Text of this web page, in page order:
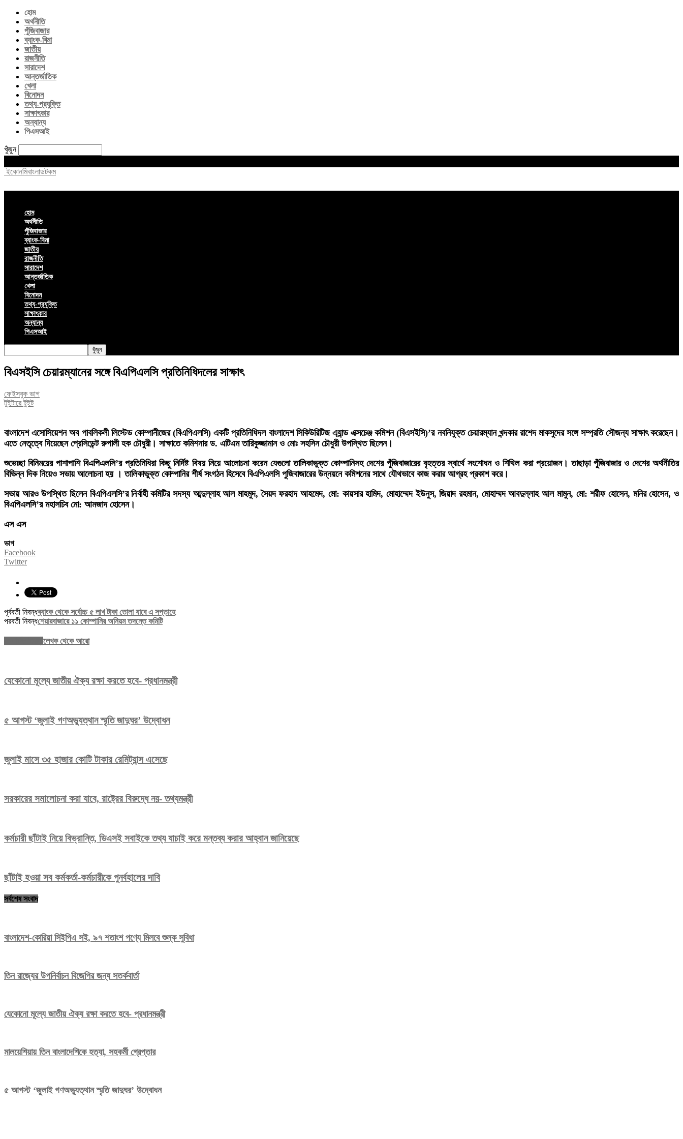
হোম
অর্থনীতি
পুঁজিবাজার
ব্যাংক-বিমা
জাতীয়
রাজনীতি
সারাদেশ
আন্তর্জাতিক
খেলা
বিনোদন
তথ্য-প্রযুক্তি
সাক্ষাৎকার
অন্যান্য
পিএসআই
খুঁজুন
ইকোনমিবাংলাডটকম
হোম
অর্থনীতি
পুঁজিবাজার
ব্যাংক-বিমা
জাতীয়
রাজনীতি
সারাদেশ
আন্তর্জাতিক
খেলা
বিনোদন
তথ্য-প্রযুক্তি
সাক্ষাৎকার
অন্যান্য
পিএসআই
বিএসইসি চেয়ারম্যানের সঙ্গে বিএপিএলসি প্রতিনিধিদলের সাক্ষাৎ
ফেইসবুক ভাগ
টুইটারে টুইট
বাংলাদেশ এসোসিয়েশন অব পাবলিকলী লিস্টেড কোম্পানীজের (বিএপিএলসি) একটি প্রতিনিধিদল বাংলাদেশ সিকিউরিটিজ এ্যান্ড এক্সচেঞ্জ কমিশন (বিএসইসি)’র নবনিযুক্ত চেয়ারম্যান খন্দকার রাশেদ মাকসুদের সঙ্গে সম্প্রতি সৌজন্য সাক্ষাৎ করেছেন।
এতে নেতৃত্বে দিয়েছেন প্রেসিডেন্ট রুপালী হক চৌধুরী। সাক্ষাতে কমিশনার ড. এটিএম তারিকুজ্জামান ও মোঃ সহসিন চৌধুরী উপস্থিত ছিলেন।
শুভেচ্ছা বিনিময়ের পাশাপাশি বিএপিএলসি’র প্রতিনিধিরা কিছু নির্দিষ্ট বিষয় নিয়ে আলোচনা করেন যেগুলো তালিকাভুক্ত কোম্পানিসহ দেশের পুঁজিবাজারের বৃহত্তর স্বার্থে সংশোধন ও শিথিল করা প্রয়োজন। তাছাড়া পুঁজিবাজার ও দেশের অর্থনীতির
বিভিন্ন দিক নিয়েও সভায় আলোচনা হয় । তালিকাভুক্ত কোম্পানির শীর্ষ সংগঠন হিসেবে বিএপিএলসি পুজিবাজারের উন্নয়নে কমিশনের সাথে যৌথভাবে কাজ করার আগ্রহ প্রকাশ করে।
সভায় আরও উপস্থিত ছিলেন বিএপিএলসি’র নির্বাহী কমিটির সদস্য আব্দুল্লাহ আল মাহমুদ, সৈয়দ ফরহাদ আহমেদ, মো: কায়সার হামিদ, মোহাম্মেদ ইউনুস, জিয়াদ রহমান, মোহাম্মদ আবদুল্লাহ আল মামুন, মো: শরীফ হোসেন, মনির হোসেন, ও
বিএপিএলসি’র মহাসচিব মো: আমজাদ হোসেন।
এস এস
ভাগ
Facebook
Twitter
পূর্ববর্তী নিবন্ধব্যাংক থেকে সর্বোচ্চ ৫ লাখ টাকা তোলা যাবে এ সপ্তাহে
পরবর্তী নিবন্ধশেয়ারবাজারে ১১ কোম্পানির অনিয়ম তদন্তে কমিটি
লেখক থেকে আরো
যেকোনো মূল্যে জাতীয় ঐক্য রক্ষা করতে হবে- প্রধানমন্ত্রী
৫ আগস্ট ‘জুলাই গণঅভ্যুত্থান স্মৃতি জাদুঘর’ উদ্বোধন
জুলাই মাসে ৩৫ হাজার কোটি টাকার রেমিট্যান্স এসেছে
সরকারের সমালোচনা করা যাবে, রাষ্ট্রের বিরুদ্ধে নয়- তথ্যমন্ত্রী
কর্মচারী ছাঁটাই নিয়ে বিভ্রান্তি, ডিএসই সবাইকে তথ্য যাচাই করে মন্তব্য করার আহ্বান জানিয়েছে
ছাঁটাই হওয়া সব কর্মকর্তা-কর্মচারীকে পুনর্বহালের দাবি
সর্বশেষ সংবাদ
বাংলাদেশ-কোরিয়া সিইপিএ সই, ৯৭ শতাংশ পণ্যে মিলবে শুল্ক সুবিধা
তিন রাজ্যের উপনির্বাচন বিজেপির জন্য সতর্কবার্তা
যেকোনো মূল্যে জাতীয় ঐক্য রক্ষা করতে হবে- প্রধানমন্ত্রী
মালয়েশিয়ায় তিন বাংলাদেশিকে হত্যা, সহকর্মী গ্রেপ্তার
৫ আগস্ট ‘জুলাই গণঅভ্যুত্থান স্মৃতি জাদুঘর’ উদ্বোধন